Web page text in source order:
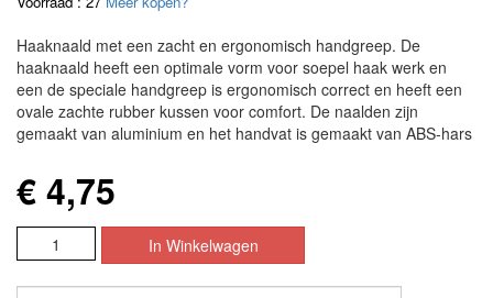
Haaknaald met een zacht en ergonomisch handgreep. De
haaknaald heeft een optimale vorm voor soepel haak werk en
een de speciale handgreep is ergonomisch correct en heeft een
ovale zachte rubber kussen voor comfort. De naalden zijn
gemaakt van aluminium en het handvat is gemaakt van ABS-hars
€ 4,75